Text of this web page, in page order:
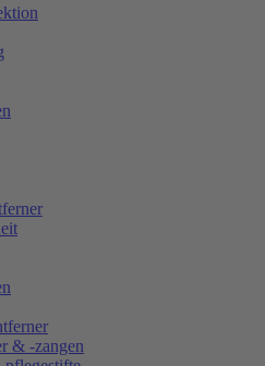
& -zangen